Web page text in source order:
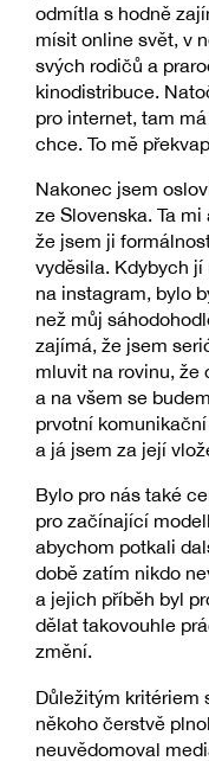
odmítla s hodně
mísit online svět, v
svých rodičů a
kinodistribuce.
pro internet, tam
chce. To mě
Nakonec jsem
ze Slovenska. Ta
že jsem ji
vyděsila. Kdybych
na instagram, bylo
než můj
zajímá, že jsem
mluvit na rovinu, že
a na všem se
prvotní
a já jsem za její
Bylo pro nás také
pro začínající
abychom potkali
době zatím nikdo
a jejich příběh byl
dělat takovouhle
změní.
Důležitým kritériem
někoho čerstvě
neuvědomoval